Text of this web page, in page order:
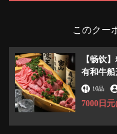
このクー
【畅饮
有和牛船
10品
7000日元